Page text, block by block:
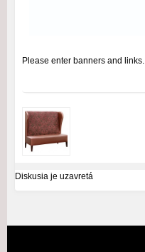
Please enter banners and links.
Diskusia je uzavretá